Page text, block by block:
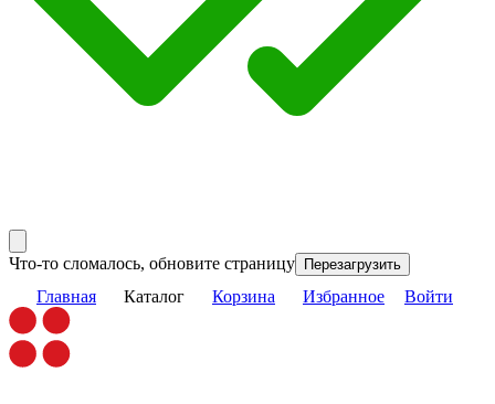
Что-то сломалось, обновите страницу Перезагрузить
Главная Каталог Корзина Избранное Войти